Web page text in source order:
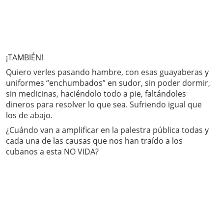
¡TAMBIÉN!
Quiero verles pasando hambre, con esas guayaberas y
uniformes “enchumbados” en sudor, sin poder dormir,
sin medicinas, haciéndolo todo a pie, faltándoles
dineros para resolver lo que sea. Sufriendo igual que
los de abajo.
¿Cuándo van a amplificar en la palestra pública todas y
cada una de las causas que nos han traído a los
cubanos a esta NO VIDA?